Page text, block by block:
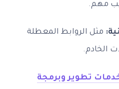
مثل الروابط المعطلة
تطوير وبرمجة